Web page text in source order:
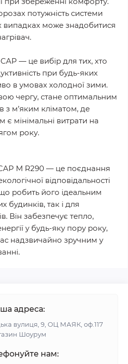
потужність системи
випадках може знадобитися
— це вибір для тих, хто
при будь-яких
в умовах холодної зими.
чергу, стане оптимальним
з м’яким кліматом, де
є мінімальні витрати на
року.
M R290 — це поєднання
відповідальності
робить його ідеальним
будинків, так і для
Він забезпечує тепло,
у будь-яку пору року,
надзвичайно зручним у
адреса:
вулиця, 9, ОЦ МАЯК, оф.117
Шоурум
нам: